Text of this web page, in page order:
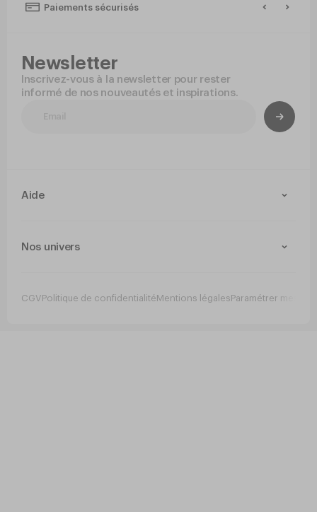
Paiements sécurisés
Newsletter
Inscrivez-vous à la newsletter pour rester
informé de nos nouveautés et inspirations.
Aide
Livraison et retours
Nos univers
Cuisine
CGVPolitique de confidentialitéMentions légalesParamétrer mes